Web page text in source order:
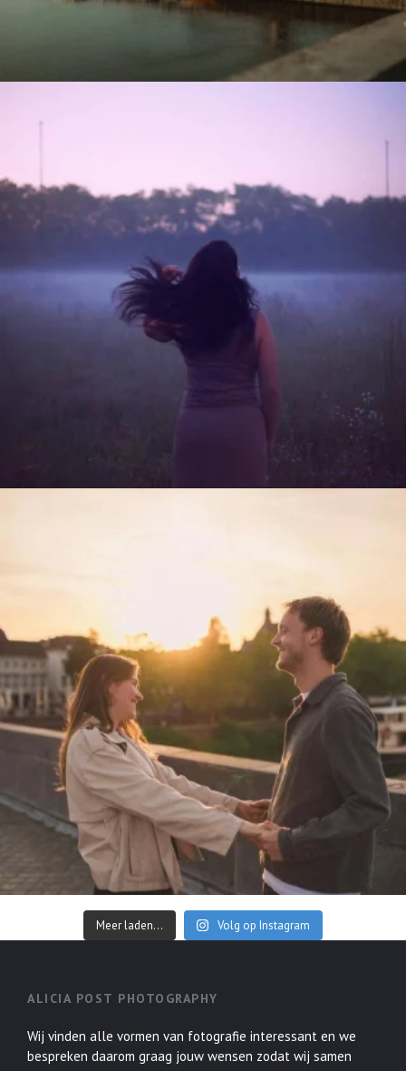
Meer laden... Volg op Instagram
ALICIA POST PHOTOGRAPHY
Wij vinden alle vormen van fotografie interessant en we
bespreken daarom graag jouw wensen zodat wij samen